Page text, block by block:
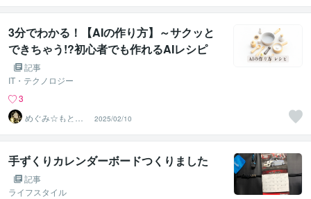
3分でわかる！【AIの作り方】～サクッと
できちゃう!?初心者でも作れるAIレシピ
記事
IT・テクノロジー
3
めぐみ☆もとホ
ームレス
2025/02/10
手ずくりカレンダーボードつくりました
記事
ライフスタイル